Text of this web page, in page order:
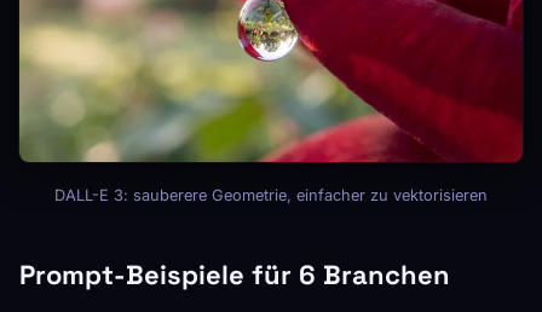
DALL-E 3: sauberere Geometrie, einfacher zu vektorisieren
Prompt-Beispiele für 6 Branchen